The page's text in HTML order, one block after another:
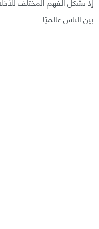
بين الناس عالميًا.